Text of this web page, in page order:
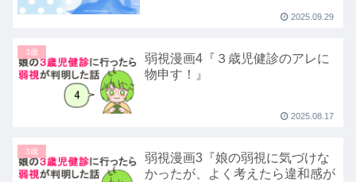
2025.09.29
3歳
弱視漫画4『３歳児健診のアレに
物申す！』
2025.08.17
3歳
弱視漫画3『娘の弱視に気づけな
かったが、よく考えたら違和感が